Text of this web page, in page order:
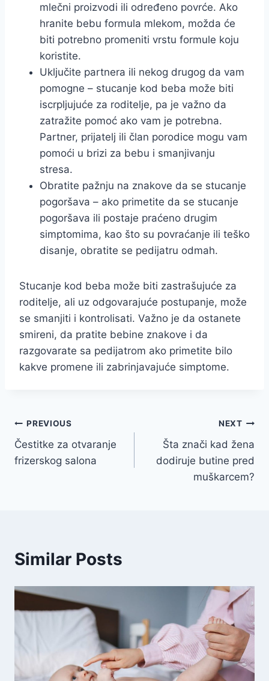
mlečni proizvodi ili određeno povrće. Ako
hranite bebu formula mlekom, možda će
biti potrebno promeniti vrstu formule koju
koristite.
Uključite partnera ili nekog drugog da vam
pomogne – stucanje kod beba može biti
iscrpljujuće za roditelje, pa je važno da
zatražite pomoć ako vam je potrebna.
Partner, prijatelj ili član porodice mogu vam
pomoći u brizi za bebu i smanjivanju
stresa.
Obratite pažnju na znakove da se stucanje
pogoršava – ako primetite da se stucanje
pogoršava ili postaje praćeno drugim
simptomima, kao što su povraćanje ili teško
disanje, obratite se pedijatru odmah.
Stucanje kod beba može biti zastrašujuće za
roditelje, ali uz odgovarajuće postupanje, može
se smanjiti i kontrolisati. Važno je da ostanete
smireni, da pratite bebine znakove i da
razgovarate sa pedijatrom ako primetite bilo
kakve promene ili zabrinjavajuće simptome.
Post
navigation
PREVIOUS
Čestitke za otvaranje
frizerskog salona
NEXT
Šta znači kad žena
dodiruje butine pred
muškarcem?
Similar Posts